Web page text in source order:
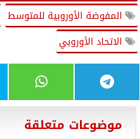
المفوضة الأوروبية للمتوسط
الاتحاد الأوروبي
موضوعات متعلقة